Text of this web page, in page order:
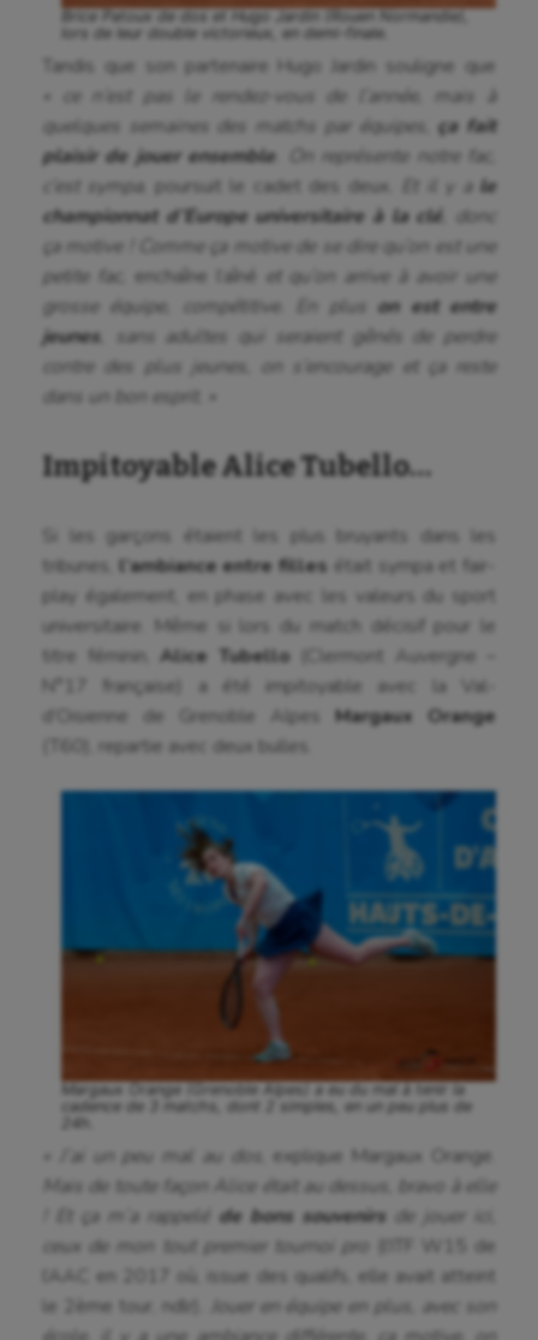
Brice Patoux de dos et Hugo Jardin (Rouen Normandie),
lors de leur double victorieux, en demi-finale.
Tandis que son partenaire Hugo Jardin souligne que
« ce n’est pas le rendez-vous de l’année, mais à
quelques semaines des matchs par équipes, ça fait
plaisir de jouer ensemble. On représente notre fac,
c’est sympa , poursuit le cadet des deux . Et il y a le
championnat d’Europe universitaire à la clé , donc
ça motive ! Comme ça motive de se dire qu’on est une
petite fac,
enchaîne l’aîné et qu’on arrive à avoir une
grosse équipe, compétitive. En plus on est entre
jeunes, sans adultes qui seraient gênés de perdre
contre des plus jeunes, on s’encourage et ça reste
dans un bon esprit. »
Impitoyable Alice Tubello…
Si les garçons étaient les plus bruyants dans les
tribunes, l’ambiance entre filles était sympa et fair-
play également, en phase avec les valeurs du sport
universitaire. Même si lors du match décisif pour le
titre féminin, Alice Tubello(Clermont Auvergne –
N°17 française) a été impitoyable avec la Val-
d’Oisienne de Grenoble Alpes Margaux Orange
(T60), repartie avec deux bulles.
Margaux Orange (Grenoble Alpes) a eu du mal à tenir la
cadence de 3 matchs, dont 2 simples, en un peu plus de
« J’ai un peu mal au dos , explique Margaux Orange.
Mais de toute façon Alice était au dessus, bravo à elle
! Et ça m’a rappelé de bons souvenirsde jouer ici,
ceux de mon tout premier tournoi pro
(l’ITF W15 de
l’AAC en 2017 où, issue des qualifs, elle avait atteint
le 2ème tour, ndlr)
. Jouer en équipe en plus, avec son